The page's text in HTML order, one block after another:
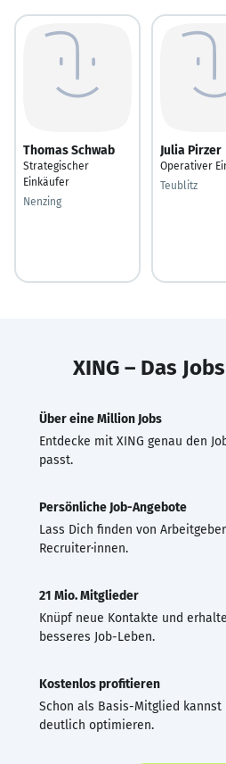
Thomas Schwab
Strategischer
Einkäufer
Nenzing
Julia Pirzer
Operativer
Teublitz
XING – Das
Über eine Million Jobs
Entdecke mit XING genau den
passt.
Persönliche Job-Angebote
Lass Dich finden von
Recruiter·innen.
21 Mio. Mitglieder
Knüpf neue Kontakte und
besseres Job-Leben.
Kostenlos profitieren
Schon als Basis-Mitglied kannst
deutlich optimieren.